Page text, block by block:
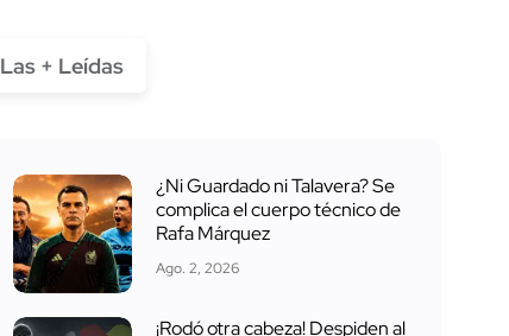
Las + Leídas
¿Ni Guardado ni Talavera? Se
complica el cuerpo técnico de
Rafa Márquez
Ago. 2, 2026
¡Rodó otra cabeza! Despiden al